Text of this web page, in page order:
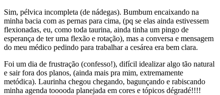
Sim, pélvica incompleta (de nádegas). Bumbum encaixando na
minha bacia com as pernas para cima, (pq se elas ainda estivessem
flexionadas, eu, como toda taurina, ainda tinha um pingo de
esperança de ter uma flexão e rotação), mas a conversa e mensagem
do meu médico pedindo para trabalhar a cesárea era bem clara.
Foi um dia de frustração (confesso!), difícil idealizar algo tão natural
e sair fora dos planos, (ainda mais pra mim, extremamente
metódica). Laurinha chegou chegando, bagunçando e rabiscando
minha agenda tooooda planejada em cores e tópicos dégradé!!!!